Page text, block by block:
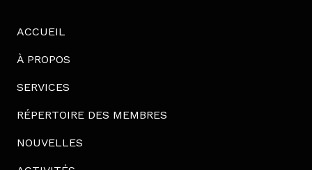
ACCUEIL
À PROPOS
SERVICES
RÉPERTOIRE DES MEMBRES
NOUVELLES